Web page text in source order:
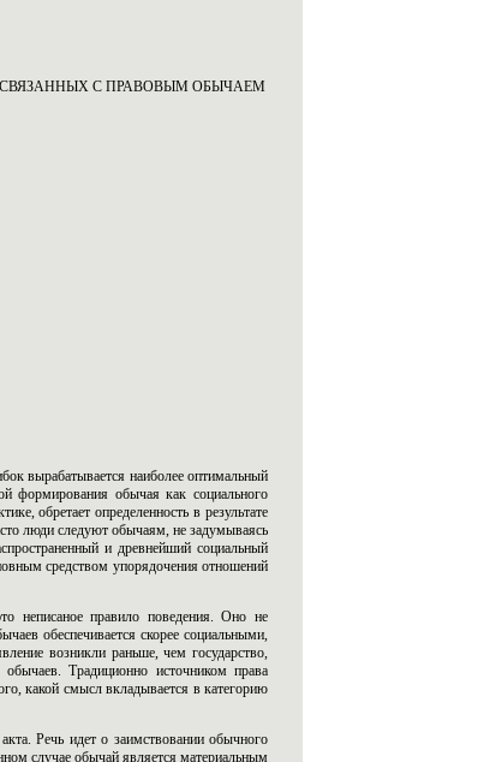
С ПРАВОВЫМ ОБЫЧАЕМ
вырабатывается наиболее оптимальный
формирования обычая как социального
обретает определенность в результате
люди следуют обычаям, не задумываясь
и древнейший социальный
средством упорядочения отношений
неписаное правило поведения. Оно не
обеспечивается скорее социальными,
возникли раньше, чем государство,
Традиционно источником права
какой смысл вкладывается в категорию
Речь идет о заимствовании обычного
случае обычай является материальным